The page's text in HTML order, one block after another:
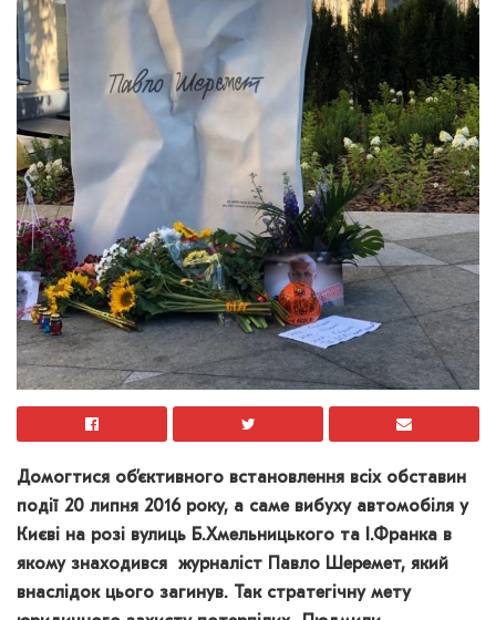
Домогтися об’єктивного встановлення всіх обставин
події 20 липня 2016 року, а саме вибуху автомобіля у
Києві на розі вулиць Б.Хмельницького та І.Франка в
якому знаходився журналіст Павло Шеремет, який
внаслідок цього загинув. Так стратегічну мету